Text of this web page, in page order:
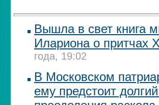
Вышла в свет книга
Илариона о притчах
года, 19:02
В Московском
ему предстоит